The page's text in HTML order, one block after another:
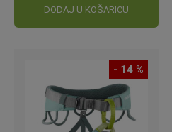
DODAJ U KOŠARICU
- 14 %